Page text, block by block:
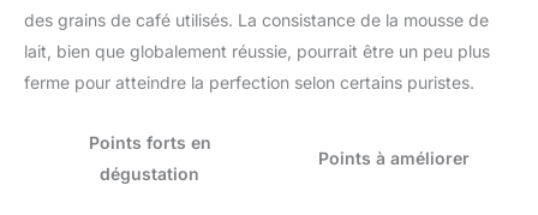
des grains de café utilisés. La consistance de la mousse de
lait, bien que globalement réussie, pourrait être un peu plus
ferme pour atteindre la perfection selon certains puristes.
Points forts en
dégustation
Points à améliorer